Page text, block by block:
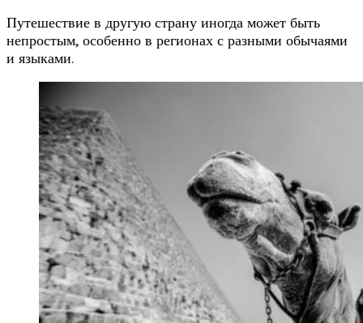
Путешествие в другую страну иногда может быть
непростым, особенно в регионах с разными обычаями
и языками.